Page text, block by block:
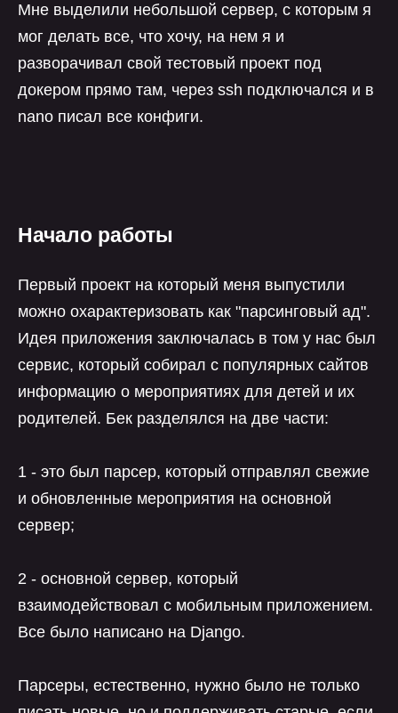
Мне выделили небольшой сервер, с которым я
мог делать все, что хочу, на нем я и
разворачивал свой тестовый проект под
докером прямо там, через ssh подключался и в
nano писал все конфиги.
Начало работы
Первый проект на который меня выпустили
можно охарактеризовать как "парсинговый ад".
Идея приложения заключалась в том у нас был
сервис, который собирал с популярных сайтов
информацию о мероприятиях для детей и их
родителей. Бек разделялся на две части:
1 - это был парсер, который отправлял свежие
и обновленные мероприятия на основной
сервер;
2 - основной сервер, который
взаимодействовал с мобильным приложением.
Все было написано на Django.
Парсеры, естественно, нужно было не только